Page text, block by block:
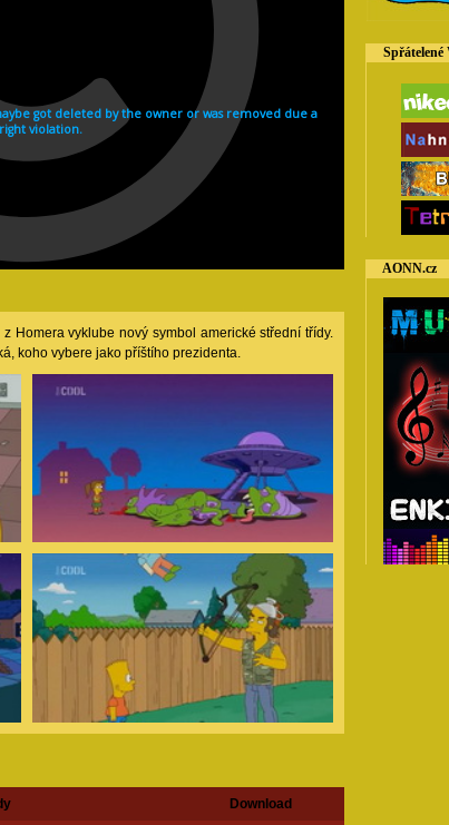
Homera vyklube nový symbol americké střední třídy.
koho vybere jako příštího prezidenta.
Download
Spřátelené
AONN.cz